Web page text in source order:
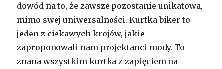
dowód na to, że zawsze pozostanie unikatowa,
mimo swej uniwersalności. Kurtka biker to
jeden z ciekawych krojów, jakie
zaproponowali nam projektanci mody. To
znana wszystkim kurtka z zapięciem na